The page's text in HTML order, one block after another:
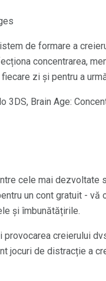
de formare a
concentrarea,
zi și pentru a
3DS, Brain Age:
cele mai dezvoltate
un cont gratuit -
și îmbunătățirile.
creierului
jocuri de distracție a